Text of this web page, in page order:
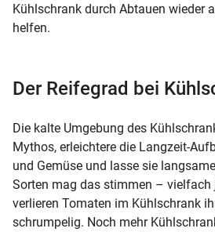
Kühlschrank durch Abtauen wieder
helfen.
Der Reifegrad bei
Die kalte Umgebung des
Mythos, erleichtere die Langzeit-
und Gemüse und lasse sie
Sorten mag das stimmen – vielfach
verlieren Tomaten im Kühlschrank
schrumpelig. Noch mehr